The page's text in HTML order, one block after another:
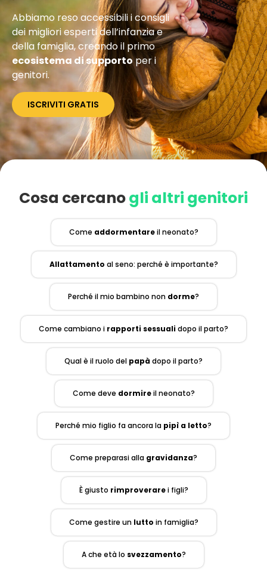
Abbiamo reso accessibili i consigli
dei migliori esperti dell’infanzia e
della famiglia, creando il primo
ecosistema di supportoper i
genitori.
ISCRIVITI GRATIS
Cosa cercanogli altri genitori
Come addormentareil neonato?
Allattamento al seno: perché è importante?
Perché il mio bambino non dorme?
Come cambiano i rapporti sessualidopo il parto?
Qual è il ruolo del papàdopo il parto?
Come deve dormireil neonato?
Perché mio figlio fa ancora la pipì a letto?
Come preparasi alla gravidanza?
È giusto rimproverarei figli?
Come gestire un lutto in famiglia?
A che età lo svezzamento?